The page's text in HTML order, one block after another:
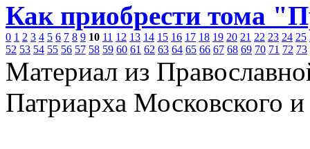
Как приобрести тома
0 1 2 3 4 5 6 7 8 9 10 11 12 13 14 15 16 17 18 19 20 21 22 23 24 25
52 53 54 55 56 57 58 59 60 61 62 63 64 65 66 67 68 69 70 71 72 73
Материал из
Патриарха Московского